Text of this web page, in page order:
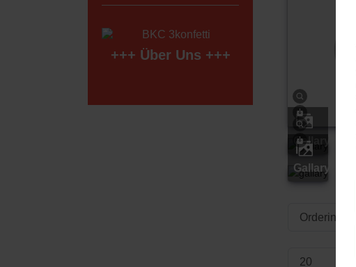
+++ Über Uns +++
gallary
gallary